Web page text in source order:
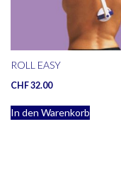
ROLL EASY
CHF32.00
In den Warenkorb